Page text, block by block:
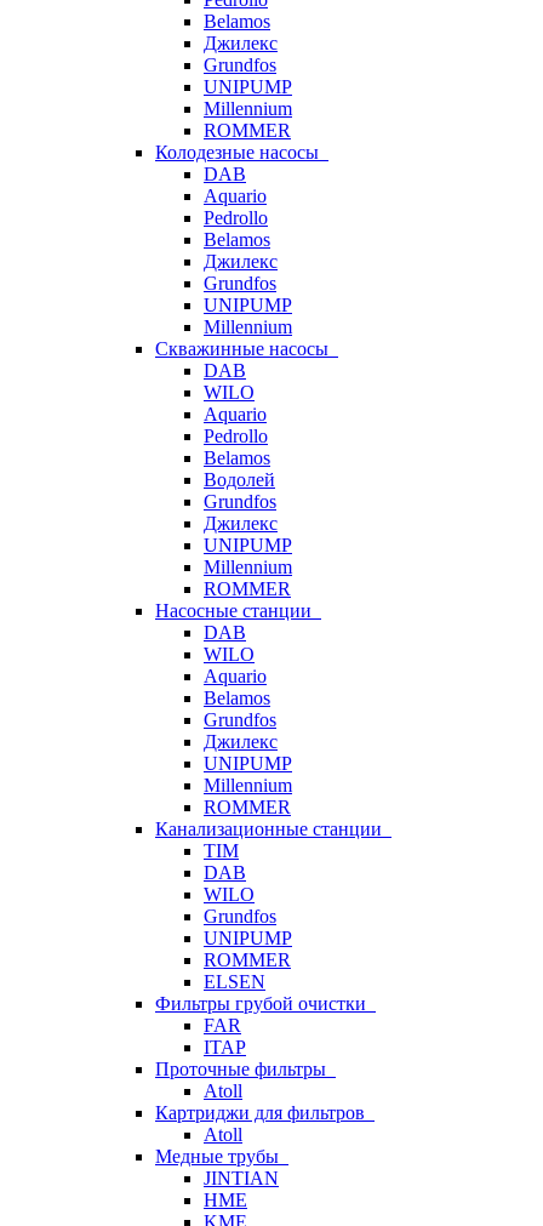
Belamos
Джилекс
Grundfos
UNIPUMP
Millennium
ROMMER
Колодезные насосы
DAB
Aquario
Pedrollo
Belamos
Джилекс
Grundfos
UNIPUMP
Millennium
Скважинные насосы
DAB
WILO
Aquario
Pedrollo
Belamos
Водолей
Grundfos
Джилекс
UNIPUMP
Millennium
ROMMER
Насосные станции
DAB
WILO
Aquario
Belamos
Grundfos
Джилекс
UNIPUMP
Millennium
ROMMER
Канализационные станции
TIM
DAB
WILO
Grundfos
UNIPUMP
ROMMER
ELSEN
Фильтры грубой очистки
FAR
ITAP
Проточные фильтры
Atoll
Картриджи для фильтров
Atoll
Медные трубы
JINTIAN
HME
KME